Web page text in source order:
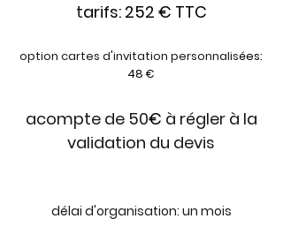
tarifs: 252 € TTC
option cartes d'invitation personnalisées:
48 €
acompte de 50€ à régler à la
validation du devis
délai d'organisation: un mois